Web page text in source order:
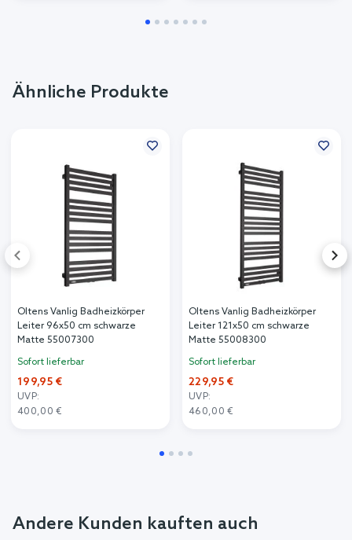
Ähnliche Produkte
Oltens Vanlig Badheizkörper
Leiter 96x50 cm schwarze
Matte 55007300
Sofort lieferbar
199,95 €
UVP:
400,00 €
Oltens Vanlig Badheizkörper
Leiter 121x50 cm schwarze
Matte 55008300
Sofort lieferbar
229,95 €
UVP:
460,00 €
Andere Kunden kauften auch